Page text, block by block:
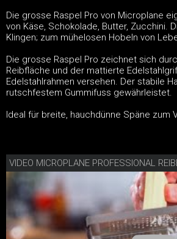
Die grosse Raspel Pro von Microplane
von Käse, Schokolade, Butter, Zucchini.
Klingen; zum mühelosen Hobeln von
Die grosse Raspel Pro zeichnet sich
Reibfläche und der mattierte
Edelstahlrahmen versehen. Der stabile
rutschfestem Gummifuss gewährleistet.
Ideal für breite, hauchdünne Späne zum
VIDEO MICROPLANE PROFESSIONAL